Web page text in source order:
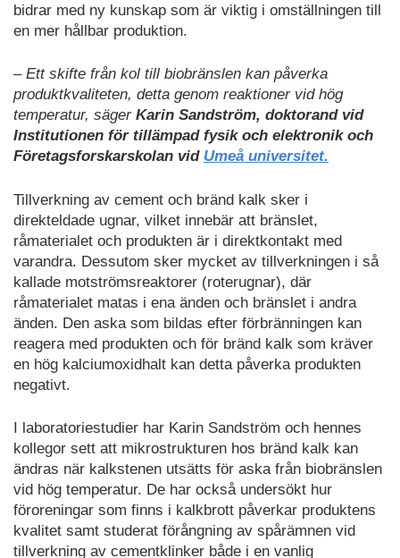
bidrar med ny kunskap som är viktig i omställningen till
en mer hållbar produktion.
– Ett skifte från kol till biobränslen kan påverka
produktkvaliteten, detta genom reaktioner vid hög
temperatur, säger Karin Sandström, doktorand vid
Institutionen för tillämpad fysik och elektronik och
Företagsforskarskolan vid Umeå universitet.
Tillverkning av cement och bränd kalk sker i
direkteldade ugnar, vilket innebär att bränslet,
råmaterialet och produkten är i direktkontakt med
varandra. Dessutom sker mycket av tillverkningen i så
kallade motströmsreaktorer (roterugnar), där
råmaterialet matas i ena änden och bränslet i andra
änden. Den aska som bildas efter förbränningen kan
reagera med produkten och för bränd kalk som kräver
en hög kalciumoxidhalt kan detta påverka produkten
negativt.
I laboratoriestudier har Karin Sandström och hennes
kollegor sett att mikrostrukturen hos bränd kalk kan
ändras när kalkstenen utsätts för aska från biobränslen
vid hög temperatur. De har också undersökt hur
föroreningar som finns i kalkbrott påverkar produktens
kvalitet samt studerat förångning av spårämnen vid
tillverkning av cementklinker både i en vanlig